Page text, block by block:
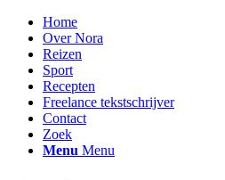
Home
Over Nora
Reizen
Sport
Recepten
Freelance tekstschrijver
Contact
Zoek
Menu Menu